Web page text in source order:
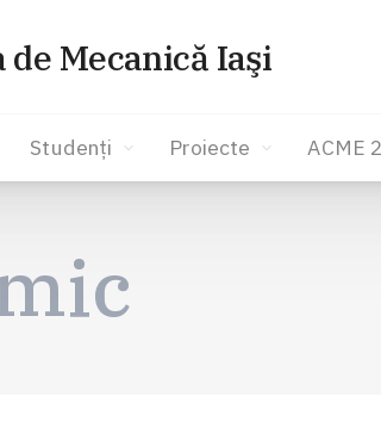
de Mecanică Iaşi
Studenți Proiecte ACME